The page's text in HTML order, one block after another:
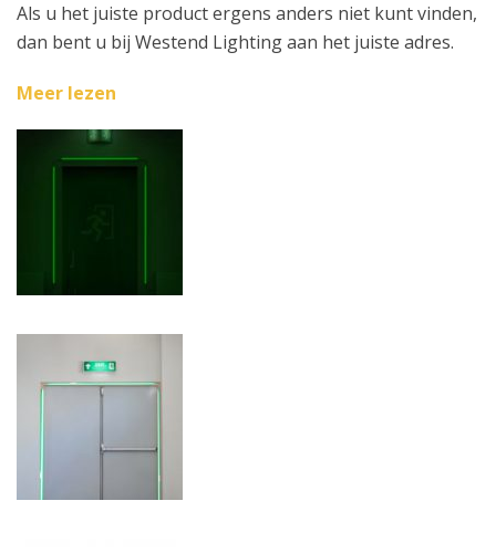
Als u het juiste product ergens anders niet kunt vinden,
dan bent u bij Westend Lighting aan het juiste adres.
Meer lezen